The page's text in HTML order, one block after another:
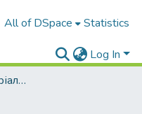
All of DSpace Statistics
Log In
Архів наукових матеріалів